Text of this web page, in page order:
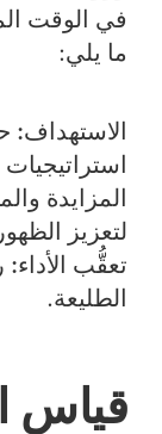
في الوقت
ما يلي:
الاستهداف:
المزايدة
لتعزيز
تعقُّب الأداء:
الطليعة.
قياس